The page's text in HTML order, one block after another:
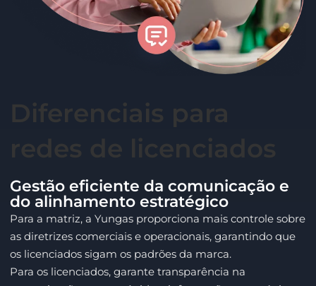
Diferenciais para
redes de licenciados
Gestão eficiente da comunicação e
do alinhamento estratégico
Para a matriz, a Yungas proporciona mais controle sobre
as diretrizes comerciais e operacionais, garantindo que
os licenciados sigam os padrões da marca.
Para os licenciados, garante transparência na